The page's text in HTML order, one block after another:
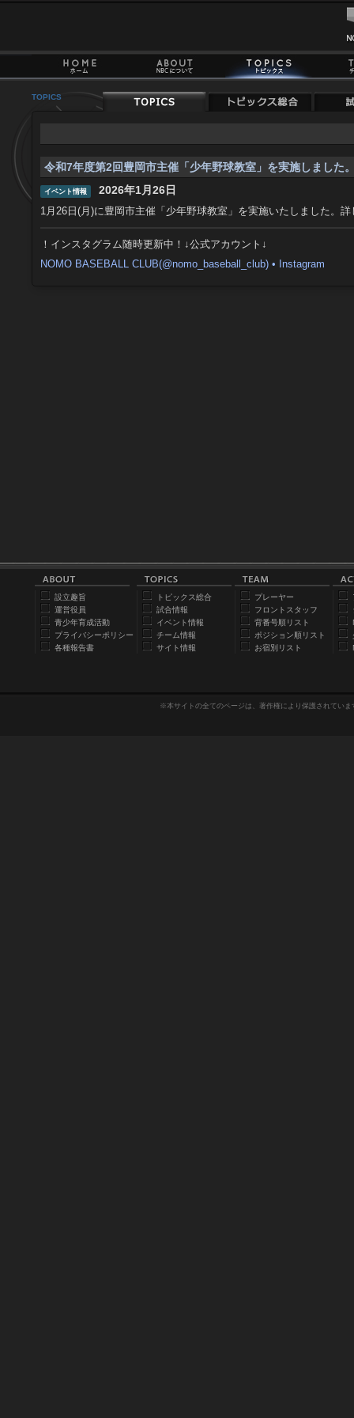
TOPICS
令和7年度第2回豊岡市主催「少年野球教室」を実施しました
イベント情報 2026年1月26日
1月26日(月)に豊岡市主催「少年野球教室」を実施いたしました。
！インスタグラム随時更新中！↓公式アカウント↓
NOMO BASEBALL CLUB(@nomo_baseball_club) • Instagram
設立趣旨
運営役員
青少年育成活動
プライバシーポリシー
各種報告書
トピックス総合
試合情報
イベント情報
チーム情報
サイト情報
プレーヤー
フロントスタッフ
背番号順リスト
ポジション順リスト
お宿別リスト
※本サイトの全てのページは、著作権により保護されてい